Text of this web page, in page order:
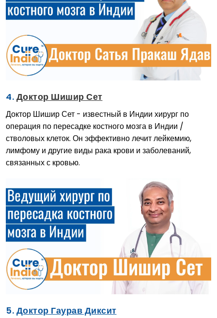
4. Доктор Шишир Сет
Доктор Шишир Сет - известный в Индии хирург по
операция по пересадке костного мозга в Индии /
стволовых клеток. Он эффективно лечит лейкемию,
лимфому и другие виды рака крови и заболеваний,
связанных с кровью.
5. Доктор Гаурав Диксит